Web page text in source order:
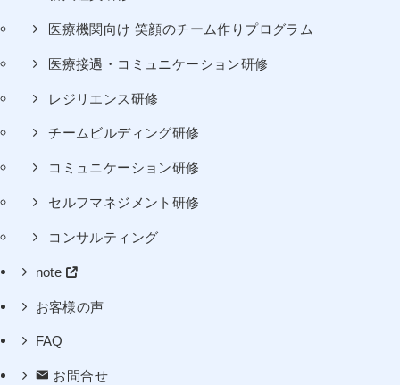
医療機関向け 笑顔のチーム作りプログラム
医療接遇・コミュニケーション研修
レジリエンス研修
チームビルディング研修
コミュニケーション研修
セルフマネジメント研修
コンサルティング
note
お客様の声
FAQ
お問合せ